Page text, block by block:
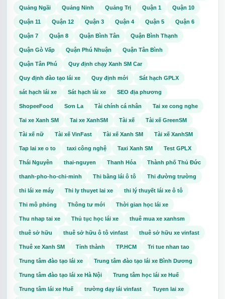
Quảng Ngãi Quảng Ninh Quảng Trị Quận 1 Quận 10
Quận 11 Quận 12 Quận 3 Quận 4 Quận 5 Quận 6
Quận 7 Quận 8 Quận Bình Tân Quận Bình Thạnh
Quận Gò Vấp Quận Phú Nhuận Quận Tân Bình
Quận Tân Phú Quy định chạy Xanh SM Car
Quy định đào tạo lái xe Quy định mới Sát hạch GPLX
sát hạch lái xe Sát hạch lái xe SEO địa phương
ShopeeFood Sơn La Tài chính cá nhân Tai xe cong nghe
Tai xe Xanh SM Tai xe XanhSM Tài xế Tài xế GreenSM
Tài xế nữ Tài xế VinFast Tài xế Xanh SM Tài xế XanhSM
Tap lai xe o to taxi công nghệ Taxi Xanh SM Test GPLX
Thái Nguyên thai-nguyen Thanh Hóa Thành phố Thủ Đức
thanh-pho-ho-chi-minh Thi bằng lái ô tô Thi đường trường
thi lái xe máy Thi ly thuyet lai xe thi lý thuyết lái xe ô tô
Thi mô phỏng Thông tư mới Thời gian học lái xe
Thu nhap tai xe Thủ tục học lái xe thuê mua xe xanhsm
thuê sở hữu thuê sở hữu ô tô vinfast thuê sở hữu xe vinfast
Thuê xe Xanh SM Tỉnh thành TP.HCM Tri tue nhan tao
Trung tâm đào tạo lái xe Trung tâm đào tạo lái xe Bình Dương
Trung tâm đào tạo lái xe Hà Nội Trung tâm học lái xe Huế
Trung tâm lái xe Huế trường dạy lái vinfast Tuyen lai xe